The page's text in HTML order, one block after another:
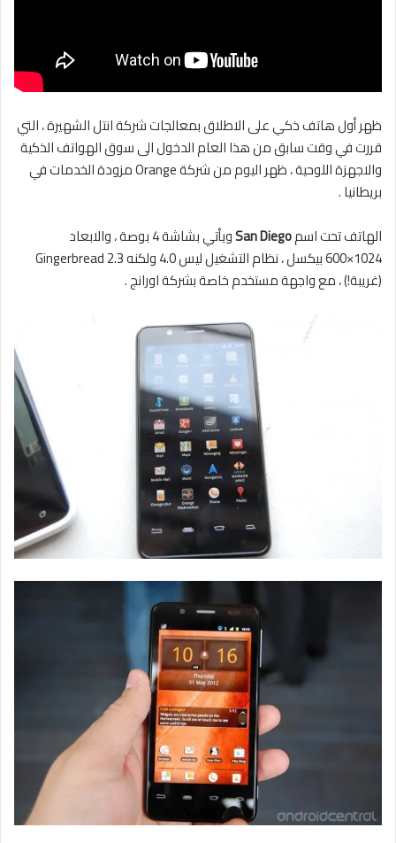
ظهر أول هاتف ذكي على الاطلاق بمعالجات شركة انتل الشهيرة ، التي
قررت في وقت سابق من هذا العام الدخول الى سوق الهواتف الذكية
والاجهزة اللوحية ، ظهر اليوم من شركة Orange مزودة الخدمات في
بريطانيا .
الهاتف تحت اسمSan Diego
ويأتي بشاشة 4 بوصة ، والابعاد
1024×600 بيكسل ، نظام التشغيل ليس 4.0 ولكنه 2.3 Gingerbread
(غريبة!) ، مع واجهة مستخدم خاصة بشركة اورانج .